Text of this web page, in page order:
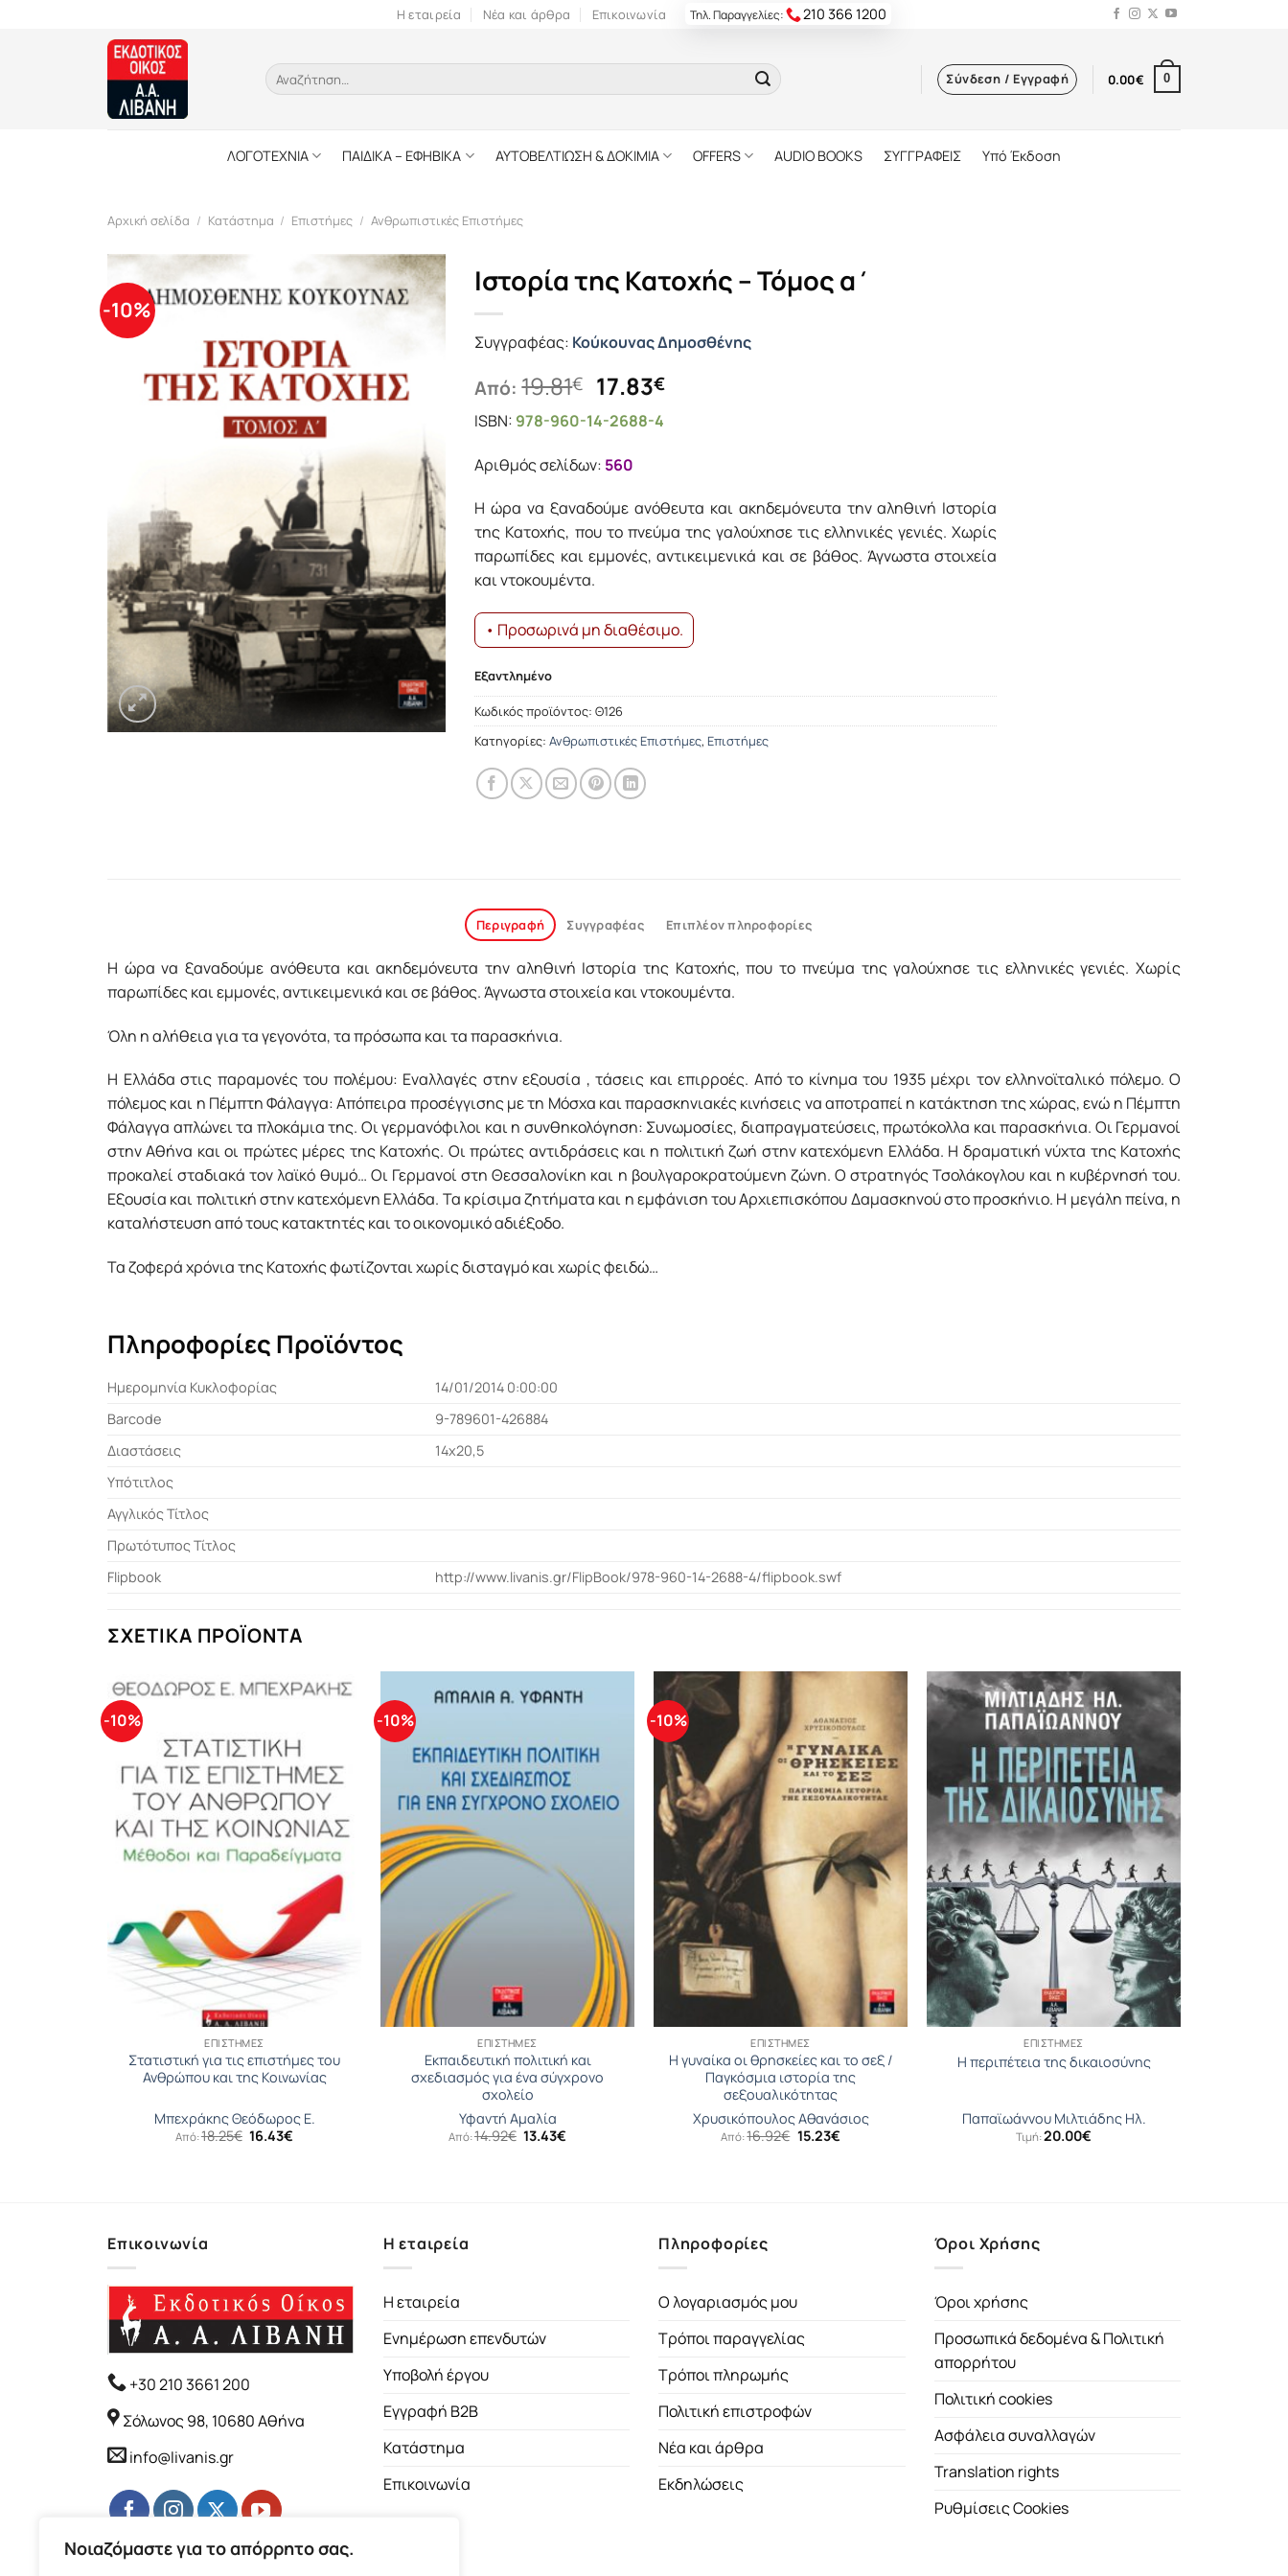
Νοιαζόμαστε για το απόρρητο σας.
Η εταιρεία Νέα και άρθρα Επικοινωνία Τηλ. Παραγγελίες: 210 366 1200
Αναζήτηση
για:
Σύνδεση / Εγγραφή 0.00€ 0
ΛΟΓΟΤΕΧΝΙΑ ΠΑΙΔΙΚΑ – ΕΦΗΒΙΚΑ ΑΥΤΟΒΕΛΤΙΩΣΗ & ΔΟΚΙΜΙΑ OFFERS AUDIO BOOKS ΣΥΓΓΡΑΦΕΙΣ Υπό Έκδοση
Αρχική σελίδα / Κατάστημα / Επιστήμες / Ανθρωπιστικές Επιστήμες
-10%
Ιστορία της Κατοχής – Τόμος α΄
Συγγραφέας: Κούκουνας Δημοσθένης
Από:19.81€ Original
price
was:
19.81€.
17.83€Η
ISBN: 978-960-14-2688-4
Αριθμός σελίδων: 560
Η ώρα να ξαναδούμε ανόθευτα και ακηδεμόνευτα την αληθινή Ιστορία
της Κατοχής, που το πνεύμα της γαλούχησε τις ελληνικές γενιές. Χωρίς
παρωπίδες και εμμονές, αντικειμενικά και σε βάθος. Άγνωστα στοιχεία
και ντοκουμέντα.
• Προσωρινά μη διαθέσιμο.
Εξαντλημένο
Κωδικός προϊόντος:Θ126
Κατηγορίες:Ανθρωπιστικές Επιστήμες, Επιστήμες
Περιγραφή Συγγραφέας Επιπλέον πληροφορίες
Η ώρα να ξαναδούμε ανόθευτα και ακηδεμόνευτα την αληθινή Ιστορία της Κατοχής, που το πνεύμα της γαλούχησε τις ελληνικές γενιές. Χωρίς
παρωπίδες και εμμονές, αντικειμενικά και σε βάθος. Άγνωστα στοιχεία και ντοκουμέντα.
Όλη η αλήθεια για τα γεγονότα, τα πρόσωπα και τα παρασκήνια.
Η Ελλάδα στις παραμονές του πολέμου: Εναλλαγές στην εξουσία , τάσεις και επιρροές. Από το κίνημα του 1935 μέχρι τον ελληνοϊταλικό πόλεμο. Ο
πόλεμος και η Πέμπτη Φάλαγγα: Απόπειρα προσέγγισης με τη Μόσχα και παρασκηνιακές κινήσεις να αποτραπεί η κατάκτηση της χώρας, ενώ η Πέμπτη
Φάλαγγα απλώνει τα πλοκάμια της. Οι γερμανόφιλοι και η συνθηκολόγηση: Συνωμοσίες, διαπραγματεύσεις, πρωτόκολλα και παρασκήνια. Οι Γερμανοί
στην Αθήνα και οι πρώτες μέρες της Κατοχής. Οι πρώτες αντιδράσεις και η πολιτική ζωή στην κατεχόμενη Ελλάδα. Η δραματική νύχτα της Κατοχής
προκαλεί σταδιακά τον λαϊκό θυμό… Οι Γερμανοί στη Θεσσαλονίκη και η βουλγαροκρατούμενη ζώνη. Ο στρατηγός Τσολάκογλου και η κυβέρνησή του.
Εξουσία και πολιτική στην κατεχόμενη Ελλάδα. Τα κρίσιμα ζητήματα και η εμφάνιση του Αρχιεπισκόπου Δαμασκηνού στο προσκήνιο. Η μεγάλη πείνα, η
καταλήστευση από τους κατακτητές και το οικονομικό αδιέξοδο.
Τα ζοφερά χρόνια της Κατοχής φωτίζονται χωρίς δισταγμό και χωρίς φειδώ…
Πληροφορίες Προϊόντος
Ημερομηνία Κυκλοφορίας
14/01/2014 0:00:00
Barcode
9-789601-426884
Διαστάσεις
14x20,5
Υπότιτλος
Αγγλικός Τίτλος
Πρωτότυπος Τίτλος
Flipbook
http://www.livanis.gr/FlipBook/978-960-14-2688-4/flipbook.swf
ΣΧΕΤΙΚΆ ΠΡΟΪΌΝΤΑ
-10%
ΕΠΙΣΤΉΜΕΣ
Στατιστική για τις επιστήμες του
Ανθρώπου και της Κοινωνίας
Μπεχράκης Θεόδωρος Ε.
Από:18.25€ Original
price
16.43€
-10%
ΕΠΙΣΤΉΜΕΣ
Εκπαιδευτική πολιτική και
σχεδιασμός για ένα σύγχρονο
σχολείο
Υφαντή Αμαλία
Από:14.92€ Original
price
13.43€
-10%
ΕΠΙΣΤΉΜΕΣ
Η γυναίκα οι θρησκείες και το σεξ /
Παγκόσμια ιστορία της
σεξουαλικότητας
Χρυσικόπουλος Αθανάσιος
Από:16.92€ Original
price
15.23€Η
ΕΠΙΣΤΉΜΕΣ
Η περιπέτεια της δικαιοσύνης
Παπαϊωάννου Μιλτιάδης Ηλ.
Τιμή:20.00€
Επικοινωνία
+30 210 3661 200
Σόλωνος 98, 10680 Αθήνα
info@livanis.gr
Η εταιρεία
Η εταιρεία
Ενημέρωση επενδυτών
Υποβολή έργου
Εγγραφή B2B
Κατάστημα
Επικοινωνία
Πληροφορίες
Ο λογαριασμός μου
Τρόποι παραγγελίας
Τρόποι πληρωμής
Πολιτική επιστροφών
Νέα και άρθρα
Εκδηλώσεις
Όροι Χρήσης
Όροι χρήσης
Προσωπικά δεδομένα & Πολιτική
απορρήτου
Πολιτική cookies
Ασφάλεια συναλλαγών
Translation rights
Ρυθμίσεις Cookies